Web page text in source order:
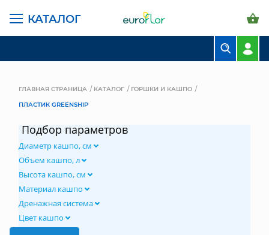
КАТАЛОГ
СВАДЕБНАЯ ФЛОРИСТИКА
ГЛАВНАЯ СТРАНИЦА КАТАЛОГ
ГОРШКИ И КАШПО
ПЛАСТИК GREENSHIP
Подбор параметров
Диаметр кашпо, см
Объем кашпо, л
Высота кашпо, см
Материал кашпо
Дренажная система
Цвет кашпо